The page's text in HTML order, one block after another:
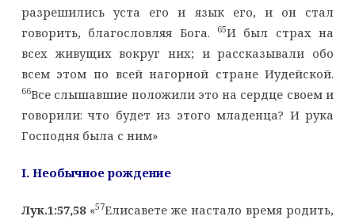
разрешились уста его и язык его, и он стал
говорить, благословляя Бога.
65И был страх на
всех живущих вокруг них; и рассказывали обо
всем этом по всей нагорной стране Иудейской.
66Все слышавшие положили это на сердце своем и
говорили: что будет из этого младенца? И рука
Господня была с ним»
I. Необычное рождение
Лук.1:57,58«57Елисавете же настало время родить,